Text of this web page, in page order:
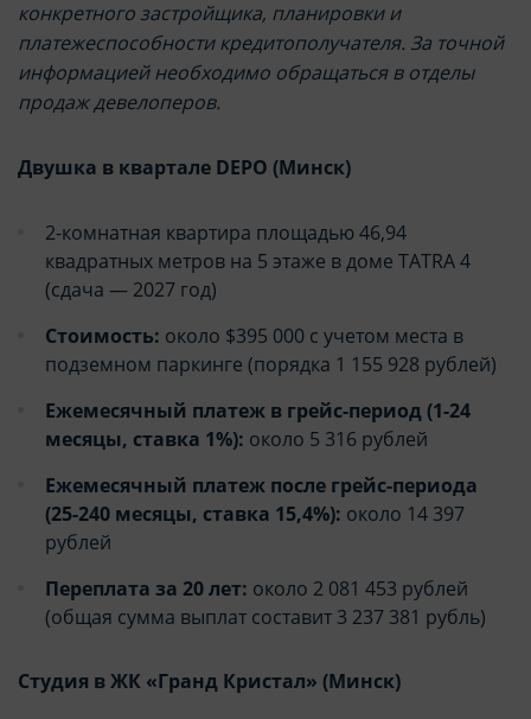
конкретного застройщика, планировки и
платежеспособности кредитополучателя. За точной
информацией необходимо обращаться в отделы
продаж девелоперов.
Двушка в квартале DEPO (Минск)
2-комнатная квартира площадью 46,94
квадратных метров на 5 этаже в доме TATRA 4
(сдача — 2027 год)
Стоимость: около $395 000 с учетом места в
подземном паркинге (порядка 1 155 928 рублей)
Ежемесячный платеж в грейс-период (1-24
месяцы, ставка 1%): около 5 316 рублей
Ежемесячный платеж после грейс-периода
(25-240 месяцы, ставка 15,4%): около 14 397
рублей
Переплата за 20 лет: около 2 081 453 рублей
(общая сумма выплат составит 3 237 381 рубль)
Студия в ЖК «Гранд Кристал» (Минск)
параметров использования файлов cookie
Вы можете ознакомиться с
Политикой обработки файлов cookie ООО
, а также со списком файлов cookie,
хранения.
Технические/функциональные
(обязательные) cookie-файлы
обеспечения функционирования Сайта, в том
числе корректного использования
не подлежит отключению. Эти сookie-файлы не
сохраняют какую-либо информацию о
пользователе, которая может быть
учета посещаемых сайтов в сети Интернет.
параметров использования файлов cookie
Вы можете ознакомиться с
Политикой обработки файлов cookie ООО
, а также со списком файлов cookie,
хранения.
Технические/функциональные
(обязательные) cookie-файлы
обеспечения функционирования Сайта, в том
числе корректного использования
не подлежит отключению. Эти сookie-файлы не
сохраняют какую-либо информацию о
пользователе, которая может быть
учета посещаемых сайтов в сети Интернет.